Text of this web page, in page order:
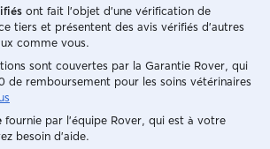
ont fait l'objet d'une vérification de
tiers et présentent des avis vérifiés d'autres
comme vous.
sont couvertes par la Garantie Rover, qui
de remboursement pour les soins vétérinaires
fournie par l'équipe Rover, qui est à votre
besoin d'aide.